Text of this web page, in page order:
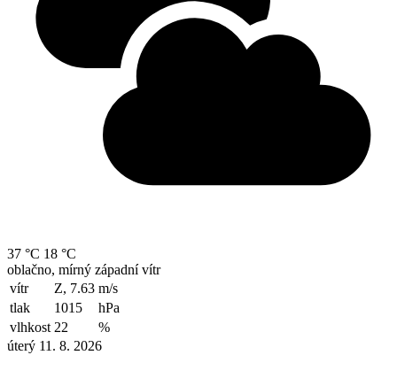
37 °C 18 °C
oblačno, mírný západní vítr
vítr
Z, 7.63 m/s
tlak
1015
hPa
vlhkost 22
%
úterý 11. 8. 2026